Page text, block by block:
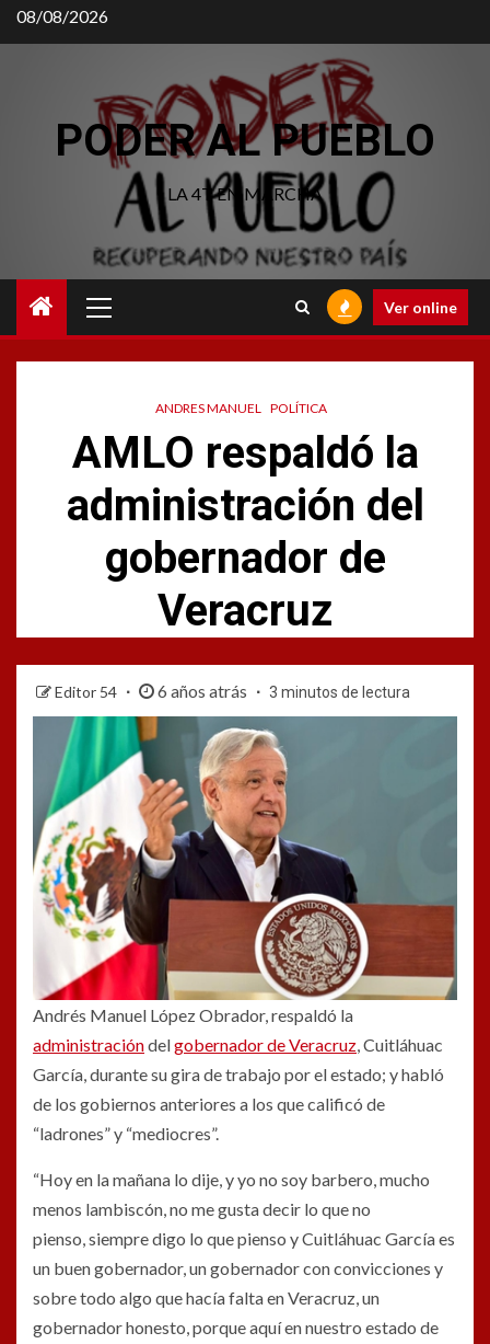
Saltar
al
08/08/2026
PODER AL PUEBLO
LA 4T EN MARCHA
principal
Ver online
ANDRES MANUEL POLÍTICA
AMLO respaldó la
administración del
gobernador de
Veracruz
Editor 54 6 años atrás 3 minutos de lectura
Andrés Manuel López Obrador, respaldó la
administracióndelgobernador de Veracruz , Cuitláhuac
García, durante su gira de trabajo por el estado; y habló
de los gobiernos anteriores a los que calificó de
“ladrones” y “mediocres”.
“Hoy en la mañana lo dije, y yo no soy barbero, mucho
menos lambiscón, no me gusta decir lo que no
pienso, siempre digo lo que pienso y Cuitláhuac García es
un buen gobernador, un gobernador con convicciones y
sobre todo algo que hacía falta en Veracruz, un
gobernador honesto, porque aquí en nuestro estado de